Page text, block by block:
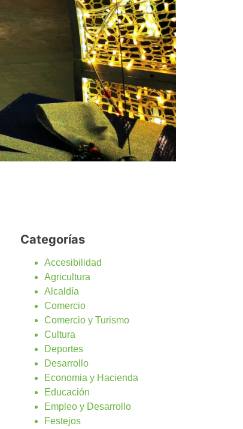
Categorías
Accesibilidad
Agricultura
Alcaldía
Comercio
Comercio y Turismo
Cultura
Deportes
Desarrollo
Economia y Hacienda
Educación
Empleo y Desarrollo
Festejos